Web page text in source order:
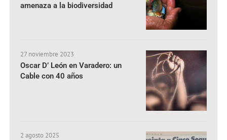
amenaza a la biodiversidad
27 noviembre 2023
Oscar D’ León en Varadero: un
Cable con 40 años
2 agosto 2025